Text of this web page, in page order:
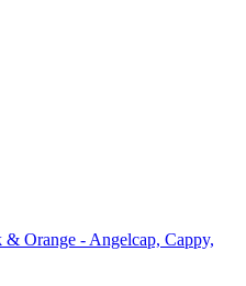
Orange - Angelcap, Cappy,